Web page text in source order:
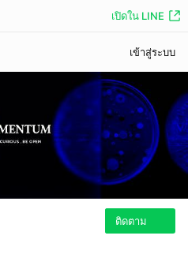
เปิดใน LINE
เข้าสู่ระบบ
ติดตาม